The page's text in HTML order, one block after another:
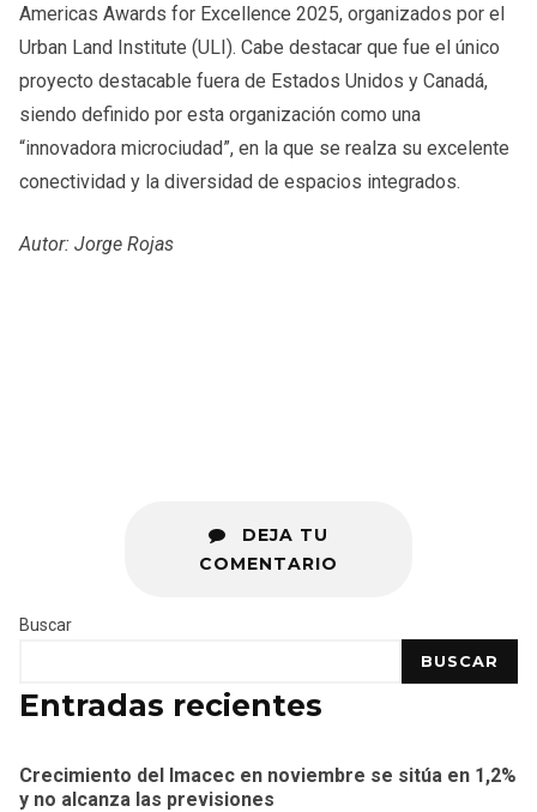
Americas Awards for Excellence 2025, organizados por el
Urban Land Institute (ULI). Cabe destacar que fue el único
proyecto destacable fuera de Estados Unidos y Canadá,
siendo definido por esta organización como una
“innovadora microciudad”, en la que se realza su excelente
conectividad y la diversidad de espacios integrados.
Autor: Jorge Rojas
DEJA TU
COMENTARIO
Buscar
BUSCAR
Entradas recientes
Crecimiento del Imacec en noviembre se sitúa en 1,2%
y no alcanza las previsiones